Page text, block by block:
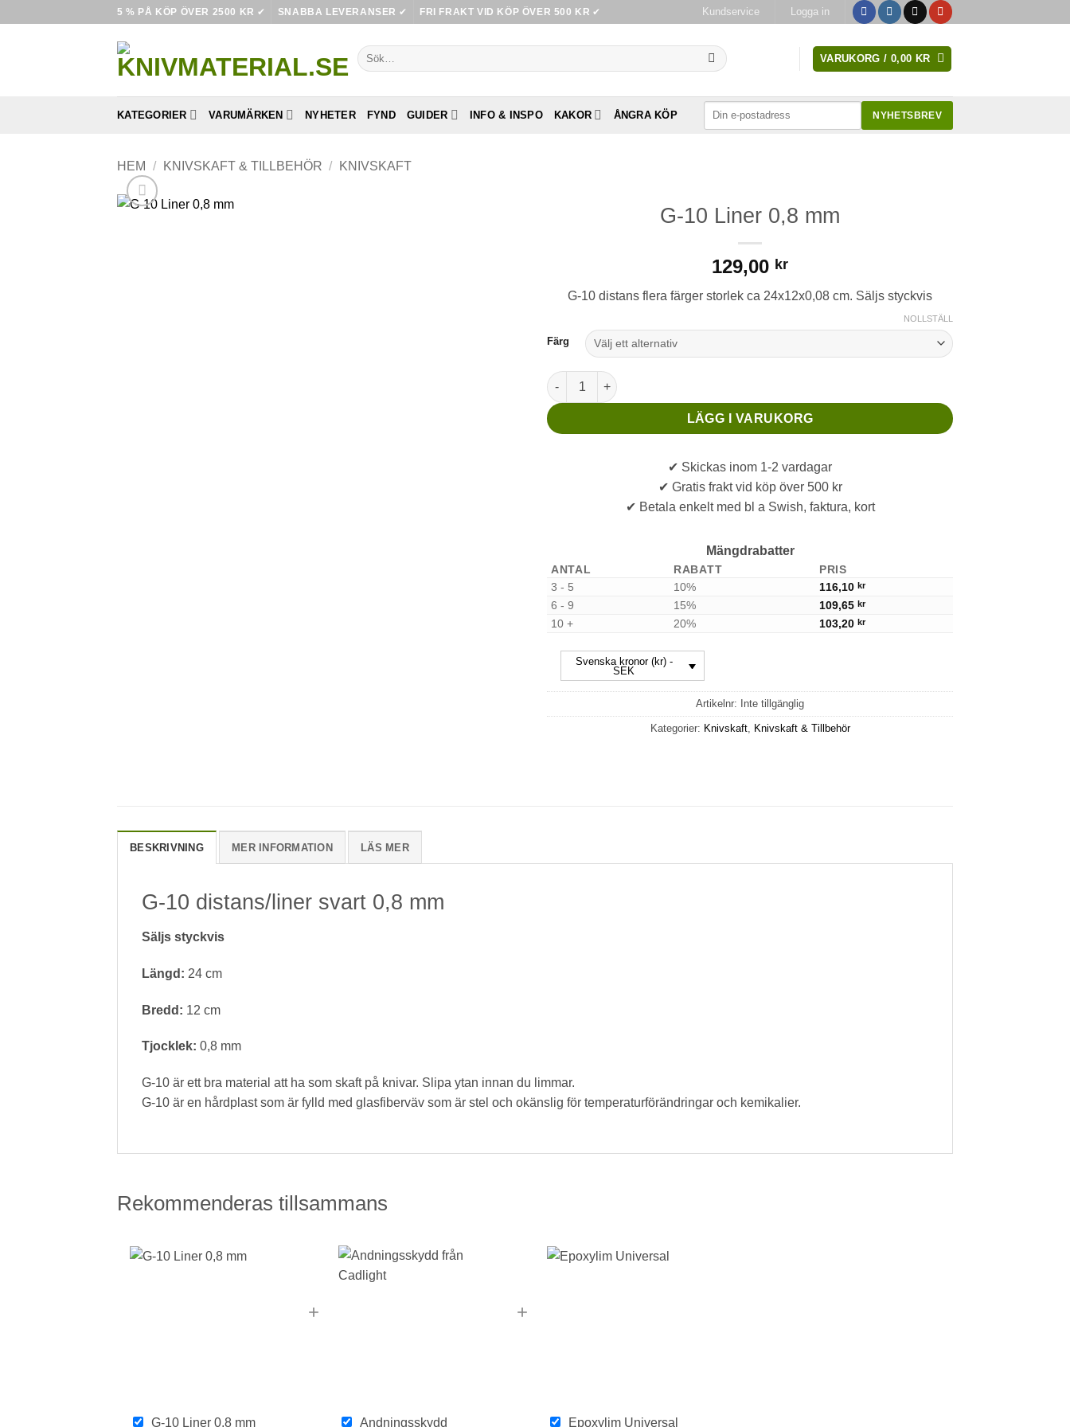
5 % PÅ KÖP ÖVER 2500 KR ✔ SNABBA LEVERANSER ✔ FRI FRAKT VID KÖP ÖVER 500 KR ✔ Kundservice Logga in
Sök
efter:
VARUKORG / 0,00 KR
KATEGORIER VARUMÄRKEN NYHETER FYND GUIDER INFO & INSPO KAKOR ÅNGRA KÖP NYHETSBREV
HEM / KNIVSKAFT & TILLBEHÖR / KNIVSKAFT
G-10 Liner 0,8 mm
129,00 kr
G-10 distans flera färger storlek ca 24x12x0,08 cm. Säljs styckvis
Färg
NOLLSTÄLL
G-10 Liner 0,8 mm mängd
LÄGG I VARUKORG
✔ Skickas inom 1-2 vardagar
✔ Gratis frakt vid köp över 500 kr
✔ Betala enkelt med bl a Swish, faktura, kort
Mängdrabatter
ANTAL RABATT
PRIS
3 - 5
10% 116,10 kr
6 - 9 15% 109,65 kr
10 + 20% 103,20 kr
Svenska kronor (kr) -
SEK
Artikelnr: Inte tillgänglig
Kategorier: Knivskaft, Knivskaft & Tillbehör
BESKRIVNING MER INFORMATION LÄS MER
G-10 distans/liner svart 0,8 mm
Säljs styckvis
Längd: 24 cm
Bredd: 12 cm
Tjocklek: 0,8 mm
G-10 är ett bra material att ha som skaft på knivar. Slipa ytan innan du limmar.
G-10 är en hårdplast som är fylld med glasfiberväv som är stel och okänslig för temperaturförändringar och kemikalier.
Rekommenderas tillsammans
G-10 Liner 0,8 mm
+
Andningsskydd
+
Epoxylim Universal